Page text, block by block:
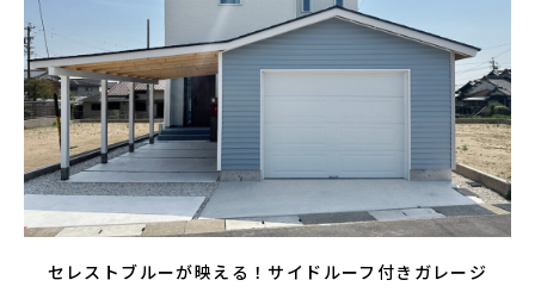
セレストブルーが映える！サイドルーフ付きガレージ